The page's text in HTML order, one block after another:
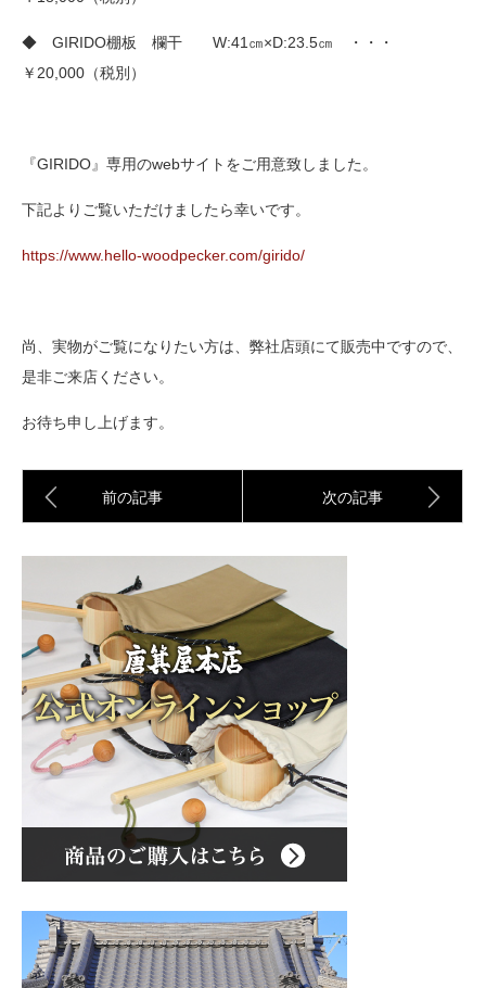
◆ GIRIDO棚板 欄干 W:41㎝×D:23.5㎝ ・・・
￥20,000（税別）
『GIRIDO』専用のwebサイトをご用意致しました。
下記よりご覧いただけましたら幸いです。
https://www.hello-woodpecker.com/girido/
尚、実物がご覧になりたい方は、弊社店頭にて販売中ですので、
是非ご来店ください。
お待ち申し上げます。
前の記事 次の記事